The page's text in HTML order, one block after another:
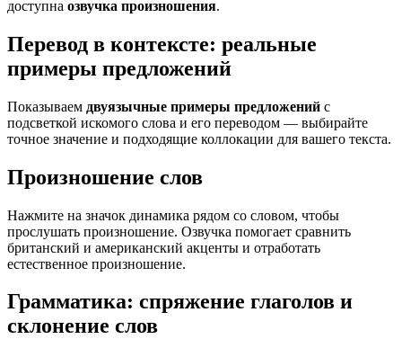
доступна озвучка произношения.
Перевод в контексте: реальные
примеры предложений
Показываем двуязычные примеры предложений с
подсветкой искомого слова и его переводом — выбирайте
точное значение и подходящие коллокации для вашего текста.
Произношение слов
Нажмите на значок динамика рядом со словом, чтобы
прослушать произношение. Озвучка помогает сравнить
британский и американский акценты и отработать
естественное произношение.
Грамматика: спряжение глаголов и
склонение слов